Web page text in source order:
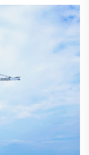
સફળતાનો